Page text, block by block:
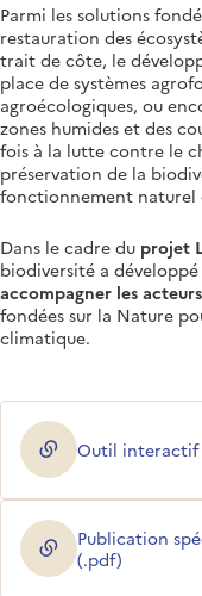
Parmi les solutions
restauration des
trait de côte, le
place de systèmes
agroécologiques, ou
zones humides et des
fois à la lutte contre le
préservation de la
fonctionnement naturel
Dans le cadre du projet
biodiversité a développé
accompagner les acteurs
fondées sur la Nature
climatique.
Outil interactif
(ouverture dans une
Publication
(.pdf)
(ouverture dans une